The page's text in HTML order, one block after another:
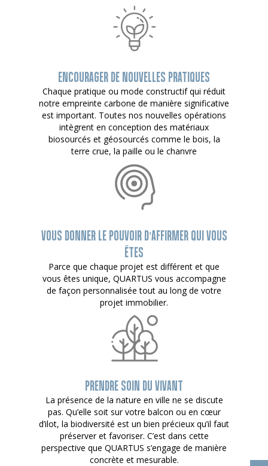
ENCOURAGER DE NOUVELLES PRATIQUES
Chaque pratique ou mode constructif qui réduit
notre empreinte carbone de manière significative
est important. Toutes nos nouvelles opérations
intègrent en conception des matériaux
biosourcés et géosourcés comme le bois, la
terre crue, la paille ou le chanvre
VOUS DONNER LE POUVOIR D’AFFIRMER QUI VOUS
ÊTES
Parce que chaque projet est différent et que
vous êtes unique, QUARTUS vous accompagne
de façon personnalisée tout au long de votre
projet immobilier.
PRENDRE SOIN DU VIVANT
La présence de la nature en ville ne se discute
pas. Qu’elle soit sur votre balcon ou en cœur
d’ilot, la biodiversité est un bien précieux qu’il faut
préserver et favoriser. C’est dans cette
perspective que QUARTUS s’engage de manière
concrète et mesurable.